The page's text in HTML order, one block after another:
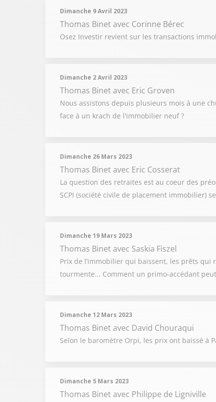
Dimanche 9 Avril 2023
Thomas Binetavec Corinne Bérec
Osez Investir revient sur les transactions
Dimanche 2 Avril 2023
Thomas Binetavec Eric Groven
Nous assistons depuis plusieurs mois à une
face à un krach de l'immobilier neuf ?
Dimanche 26 Mars 2023
Thomas Binetavec Eric Cosserat
La question des retraites est au coeur des
SCPI (société civile de placement immobilier)
Dimanche 19 Mars 2023
Thomas Binetavec Saskia Fiszel
Prix de l’immobilier qui baissent, les prêts qui
tourmente... Comment un primo-accédant
Dimanche 12 Mars 2023
Thomas Binetavec David Chouraqui
Selon le baromètre Orpi, les prix ont baissé à
Dimanche 5 Mars 2023
Thomas Binetavec Philippe de Ligniville